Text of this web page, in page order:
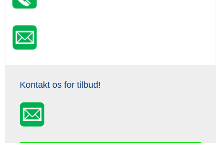
Kontakt os for tilbud!